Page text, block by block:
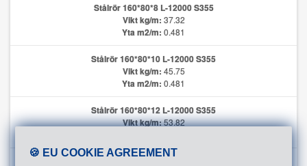
Stålrör 160*80*8 L-12000 S355
Vikt kg/m: 37.32
Yta m2/m: 0.481
Stålrör 160*80*10 L-12000 S355
Vikt kg/m: 45.75
Yta m2/m: 0.481
Stålrör 160*80*12 L-12000 S355
Vikt kg/m:53.82
🍪 EU COOKIE AGREEMENT